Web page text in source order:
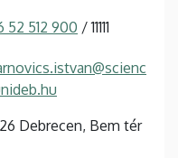
52 512 900 / 11111
Debrecen, Bem tér